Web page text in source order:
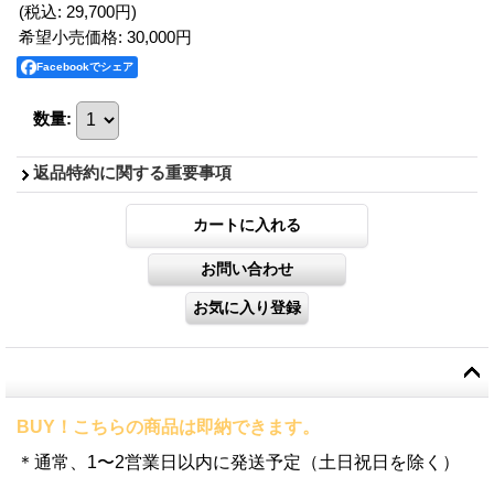
(税込: 29,700円)
希望小売価格: 30,000円
Facebookでシェア
数量:
返品特約に関する重要事項
BUY！こちらの商品は即納できます。
＊通常、1〜2営業日以内に発送予定（土日祝日を除く）